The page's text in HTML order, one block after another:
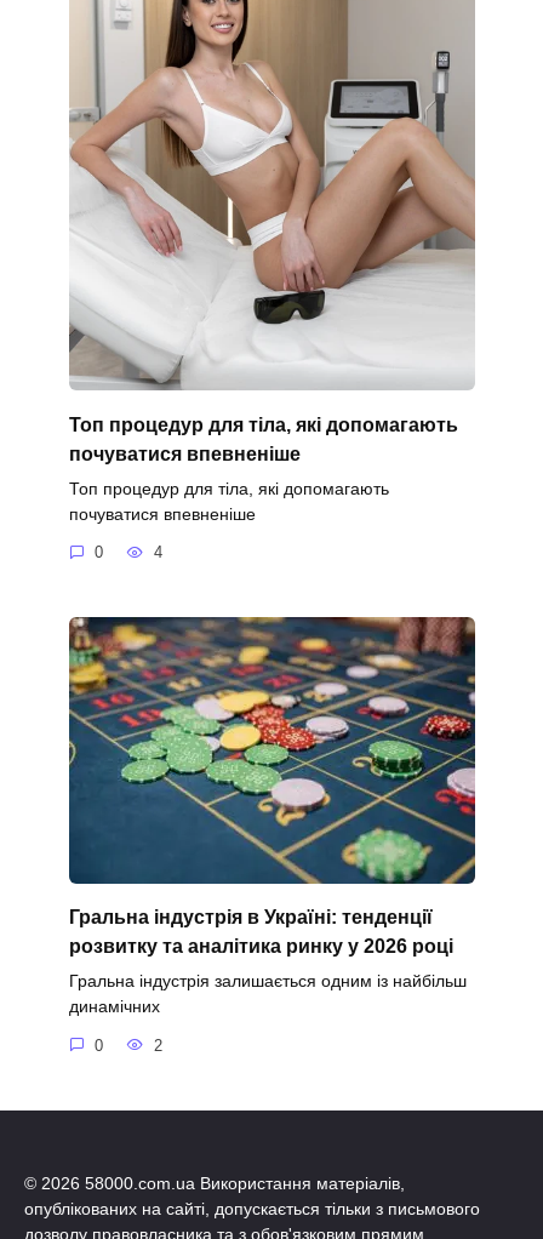
Топ процедур для тіла, які допомагають
почуватися впевненіше
Топ процедур для тіла, які допомагають
почуватися впевненіше
0 4
Гральна індустрія в Україні: тенденції
розвитку та аналітика ринку у 2026 році
Гральна індустрія залишається одним із найбільш
динамічних
0 2
© 2026 58000.com.ua Використання матеріалів,
опублікованих на сайті, допускається тільки з письмового
дозволу правовласника та з обов'язковим прямим